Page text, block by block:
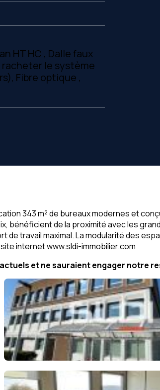
HT HC , Dalle faux
le système
Fibre optique ,
343 m² de bureaux modernes et
bénéficient de la proximité avec les
de travail maximal. La modularité des
internet www.sldi-immobilier.com
et ne sauraient engager notre